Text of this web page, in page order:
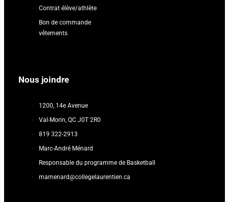
Contrat élève/athlète
Bon de commande
vêtements
Nous joindre
1200, 14e Avenue
Val-Morin, QC J0T 2R0
819 322-2913
Marc-André Ménard
Responsable du programme de Basketball
mamenard@collegelaurentien.ca